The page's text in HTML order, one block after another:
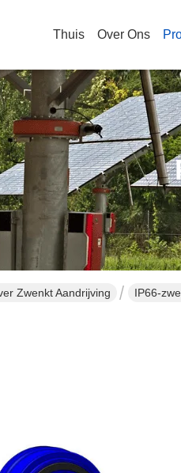
Thuis Over Ons
Zwenkt Aandrijving IP66-